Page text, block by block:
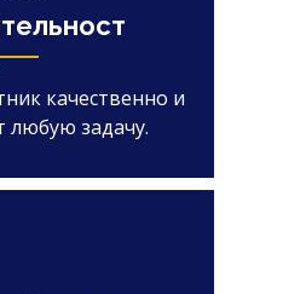
качественно и
любую задачу.